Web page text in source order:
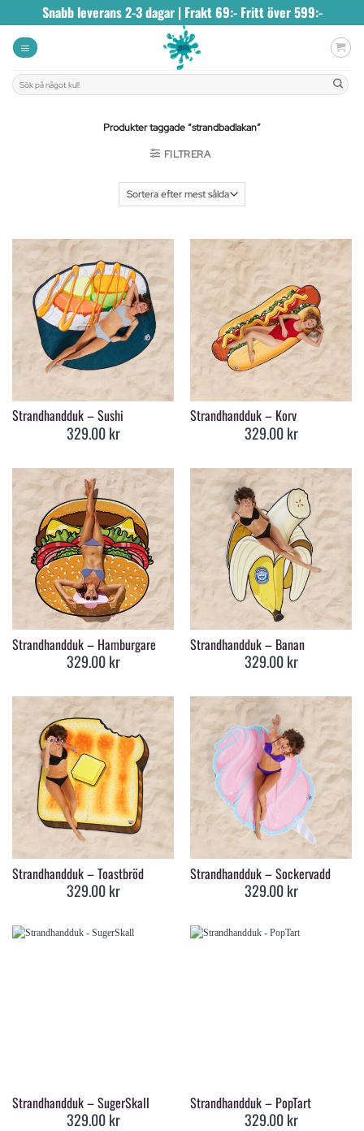
to
content
Snabb leverans 2-3 dagar | Frakt 69:- Fritt över 599:-
Sök
efter:
Produkter taggade “strandbadlakan”
FILTRERA
Strandhandduk – Sushi
329.00kr
Strandhandduk – Korv
329.00kr
Strandhandduk – Hamburgare
329.00kr
Strandhandduk – Banan
329.00kr
Strandhandduk – Toastbröd
329.00kr
Strandhandduk – Sockervadd
329.00kr
Strandhandduk – SugerSkall
329.00kr
Strandhandduk – PopTart
329.00kr